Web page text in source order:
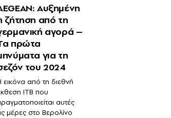
Αυξημένη
ζήτηση από τη
αγορά –
πρώτα
για τη
του 2024
εικόνα από τη διεθνή
ΙΤΒ που
αυτές
μέρες στο Βερολίνο